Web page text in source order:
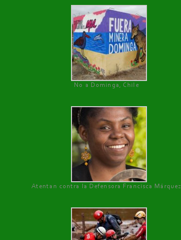
No a Dominga, Chile
Atentan contra la Defensora Francisca Márquez